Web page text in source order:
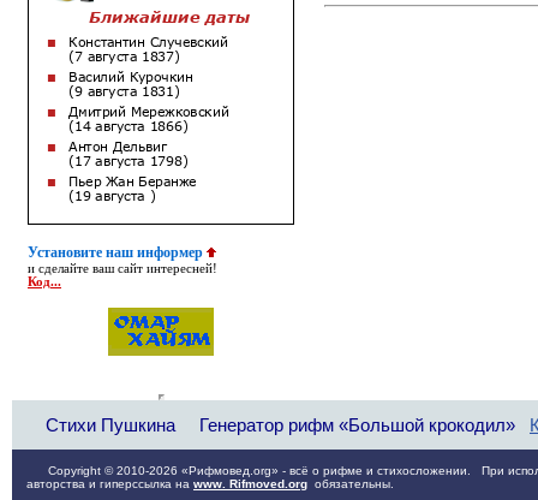
Установите наш информер
и сделайте ваш сайт интересней!
Код...
Стихи Пушкина Генератор рифм «Большой крокодил»
Copyright © 2010-2026 «Рифмовед.org» - всё о рифме и стихосложении. При
авторства и гиперссылка на www. Rifmoved.org обязательны.